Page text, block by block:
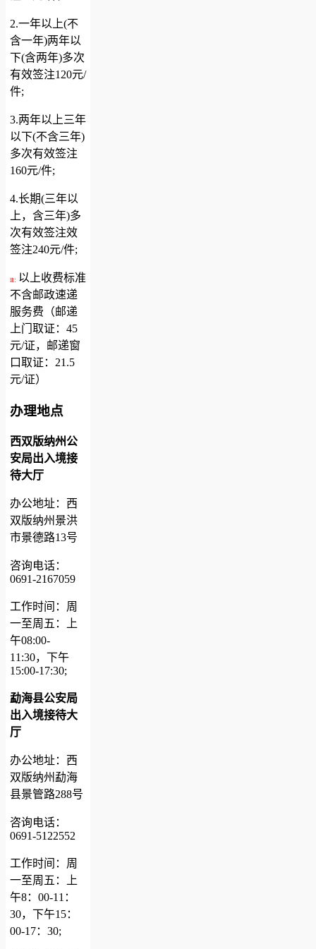
2.一年以上(不
含一年)两年以
下(含两年)多次
有效签注120元/
件;
3.两年以上三年
以下(不含三年)
多次有效签注
160元/件;
4.长期(三年以
上，含三年)多
次有效签注效
签注240元/件;
注：
以上收费标准
不含邮政速递
服务费（邮递
上门取证：45
元/证，邮递窗
口取证：21.5
元/证）
办理地点
西双版纳州公
安局出入境接
待大厅
办公地址：西
双版纳州景洪
市景德路13号
咨询电话：
0691-2167059
工作时间：周
一至周五：上
午08:00-
11:30，下午
15:00-17:30;
勐海县公安局
出入境接待大
厅
办公地址：西
双版纳州勐海
县景管路288号
咨询电话：
0691-5122552
工作时间：周
一至周五：上
午8：00-11：
30，下午15：
00-17：30;